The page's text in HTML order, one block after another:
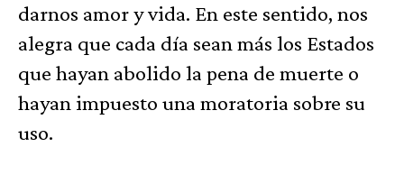
darnos amor y vida. En este sentido, nos
alegra que cada día sean más los Estados
que hayan abolido la pena de muerte o
hayan impuesto una moratoria sobre su
uso.